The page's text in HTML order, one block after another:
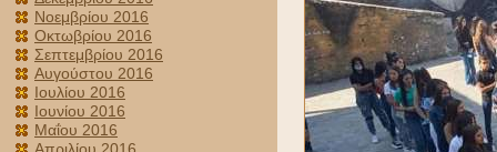
Νοεμβρίου 2016
Οκτωβρίου 2016
Σεπτεμβρίου 2016
Αυγούστου 2016
Ιουλίου 2016
Ιουνίου 2016
Μαΐου 2016